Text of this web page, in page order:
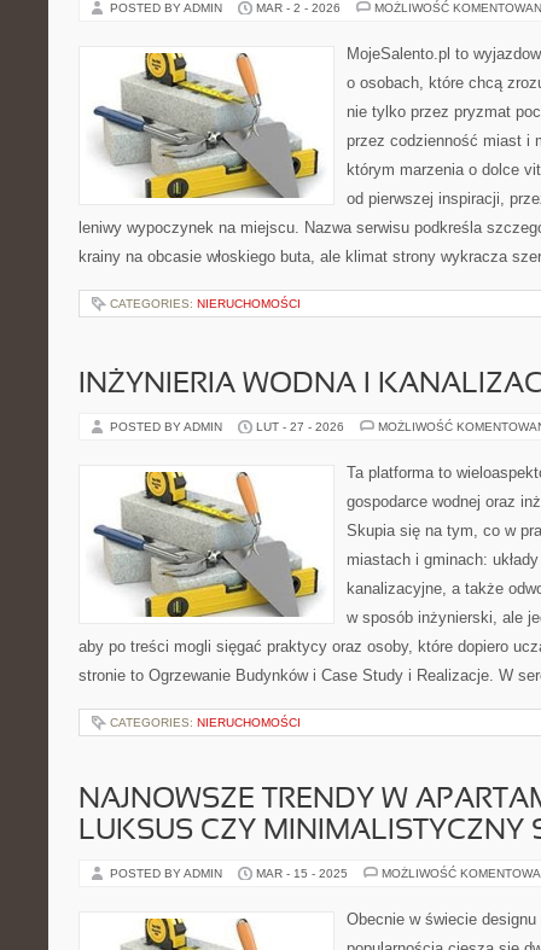
POSTED BY ADMIN MAR - 2 - 2026 MOŻLIWOŚĆ
MojeSalento.pl to
o osobach, które chcą
nie tylko przez pryzmat
przez codzienność miast i
którym marzenia o dolce
od pierwszej inspiracji,
leniwy wypoczynek na miejscu. Nazwa serwisu podkreśla
krainy na obcasie włoskiego buta, ale klimat strony wykracza
CATEGORIES: NIERUCHOMOŚCI
INŻYNIERIA WODNA I
POSTED BY ADMIN LUT - 27 - 2026 MOŻLIWOŚĆ
Ta platforma to
gospodarce wodnej oraz
Skupia się na tym, co w
miastach i gminach:
kanalizacyjne, a także
w sposób inżynierski, ale
aby po treści mogli sięgać praktycy oraz osoby, które dopiero
stronie to Ogrzewanie Budynków i Case Study i Realizacje. W
CATEGORIES: NIERUCHOMOŚCI
NAJNOWSZE TRENDY W
LUKSUS CZY MINIMALISTYCZNY
POSTED BY ADMIN MAR - 15 - 2025 MOŻLIWOŚĆ
Obecnie w świecie